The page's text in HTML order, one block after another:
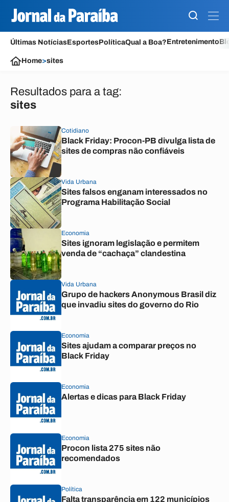
Últimas NotíciasEsportesPolíticaQual a Boa?Entretenimento
Home>sites
Resultados para a tag:
sites
Cotidiano
Black Friday: Procon-PB divulga lista de
sites de compras não confiáveis
Vida Urbana
Sites falsos enganam interessados no
Programa Habilitação Social
Economia
Sites ignoram legislação e permitem
venda de “cachaça” clandestina
Vida Urbana
Grupo de hackers Anonymous Brasil diz
que invadiu sites do governo do Rio
Economia
Sites ajudam a comparar preços no
Black Friday
Economia
Alertas e dicas para Black Friday
Economia
Procon lista 275 sites não
recomendados
Política
Falta transparência em 122 municípios